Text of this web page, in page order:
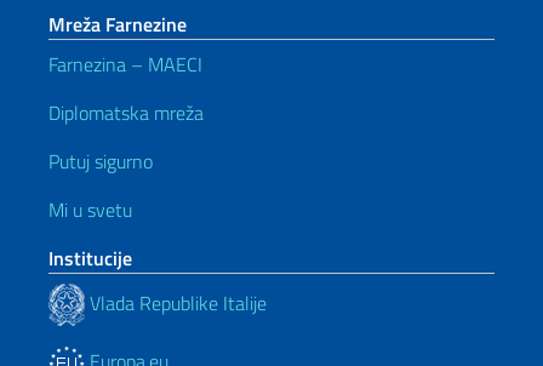
Mreža Farnezine
Farnezina – MAECI
Diplomatska mreža
Putuj sigurno
Mi u svetu
Institucije
Vlada Republike Italije